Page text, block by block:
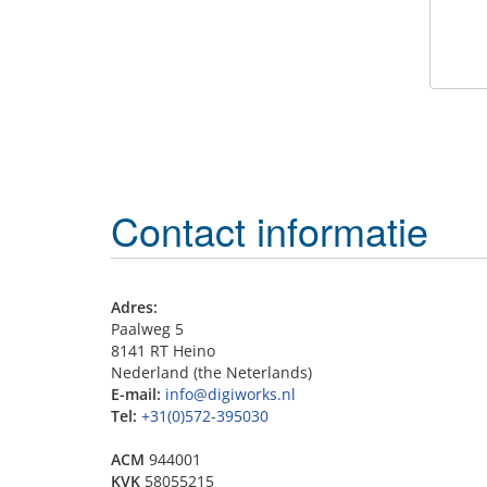
Contact informatie
Adres:
Paalweg 5
8141 RT Heino
Nederland (the Neterlands)
E-mail: info@digiworks.nl
Tel: +31(0)572-395030
ACM 944001
KVK 58055215